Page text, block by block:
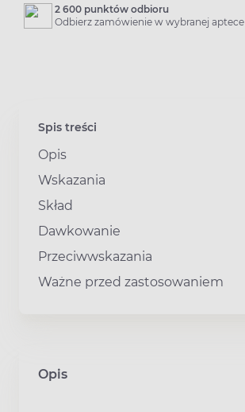
2 600 punktów odbioru
Odbierz zamówienie w wybranej aptece
Spis treści
Opis
Wskazania
Skład
Dawkowanie
Przeciwwskazania
Ważne przed zastosowaniem
Opis